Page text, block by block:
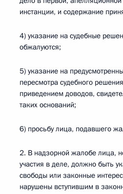
инстанции, и содержание
4) указание на судебные
обжалуются;
5) указание на
пересмотра судебного
приведением доводов,
таких оснований;
6) просьбу лица, подавшего
2. В надзорной жалобе лица,
участия в деле, должно быть
свободы или законные
нарушены вступившим в